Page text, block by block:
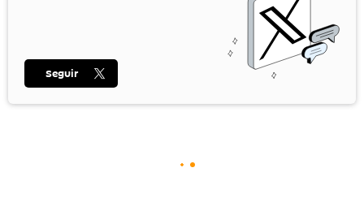
Seguir